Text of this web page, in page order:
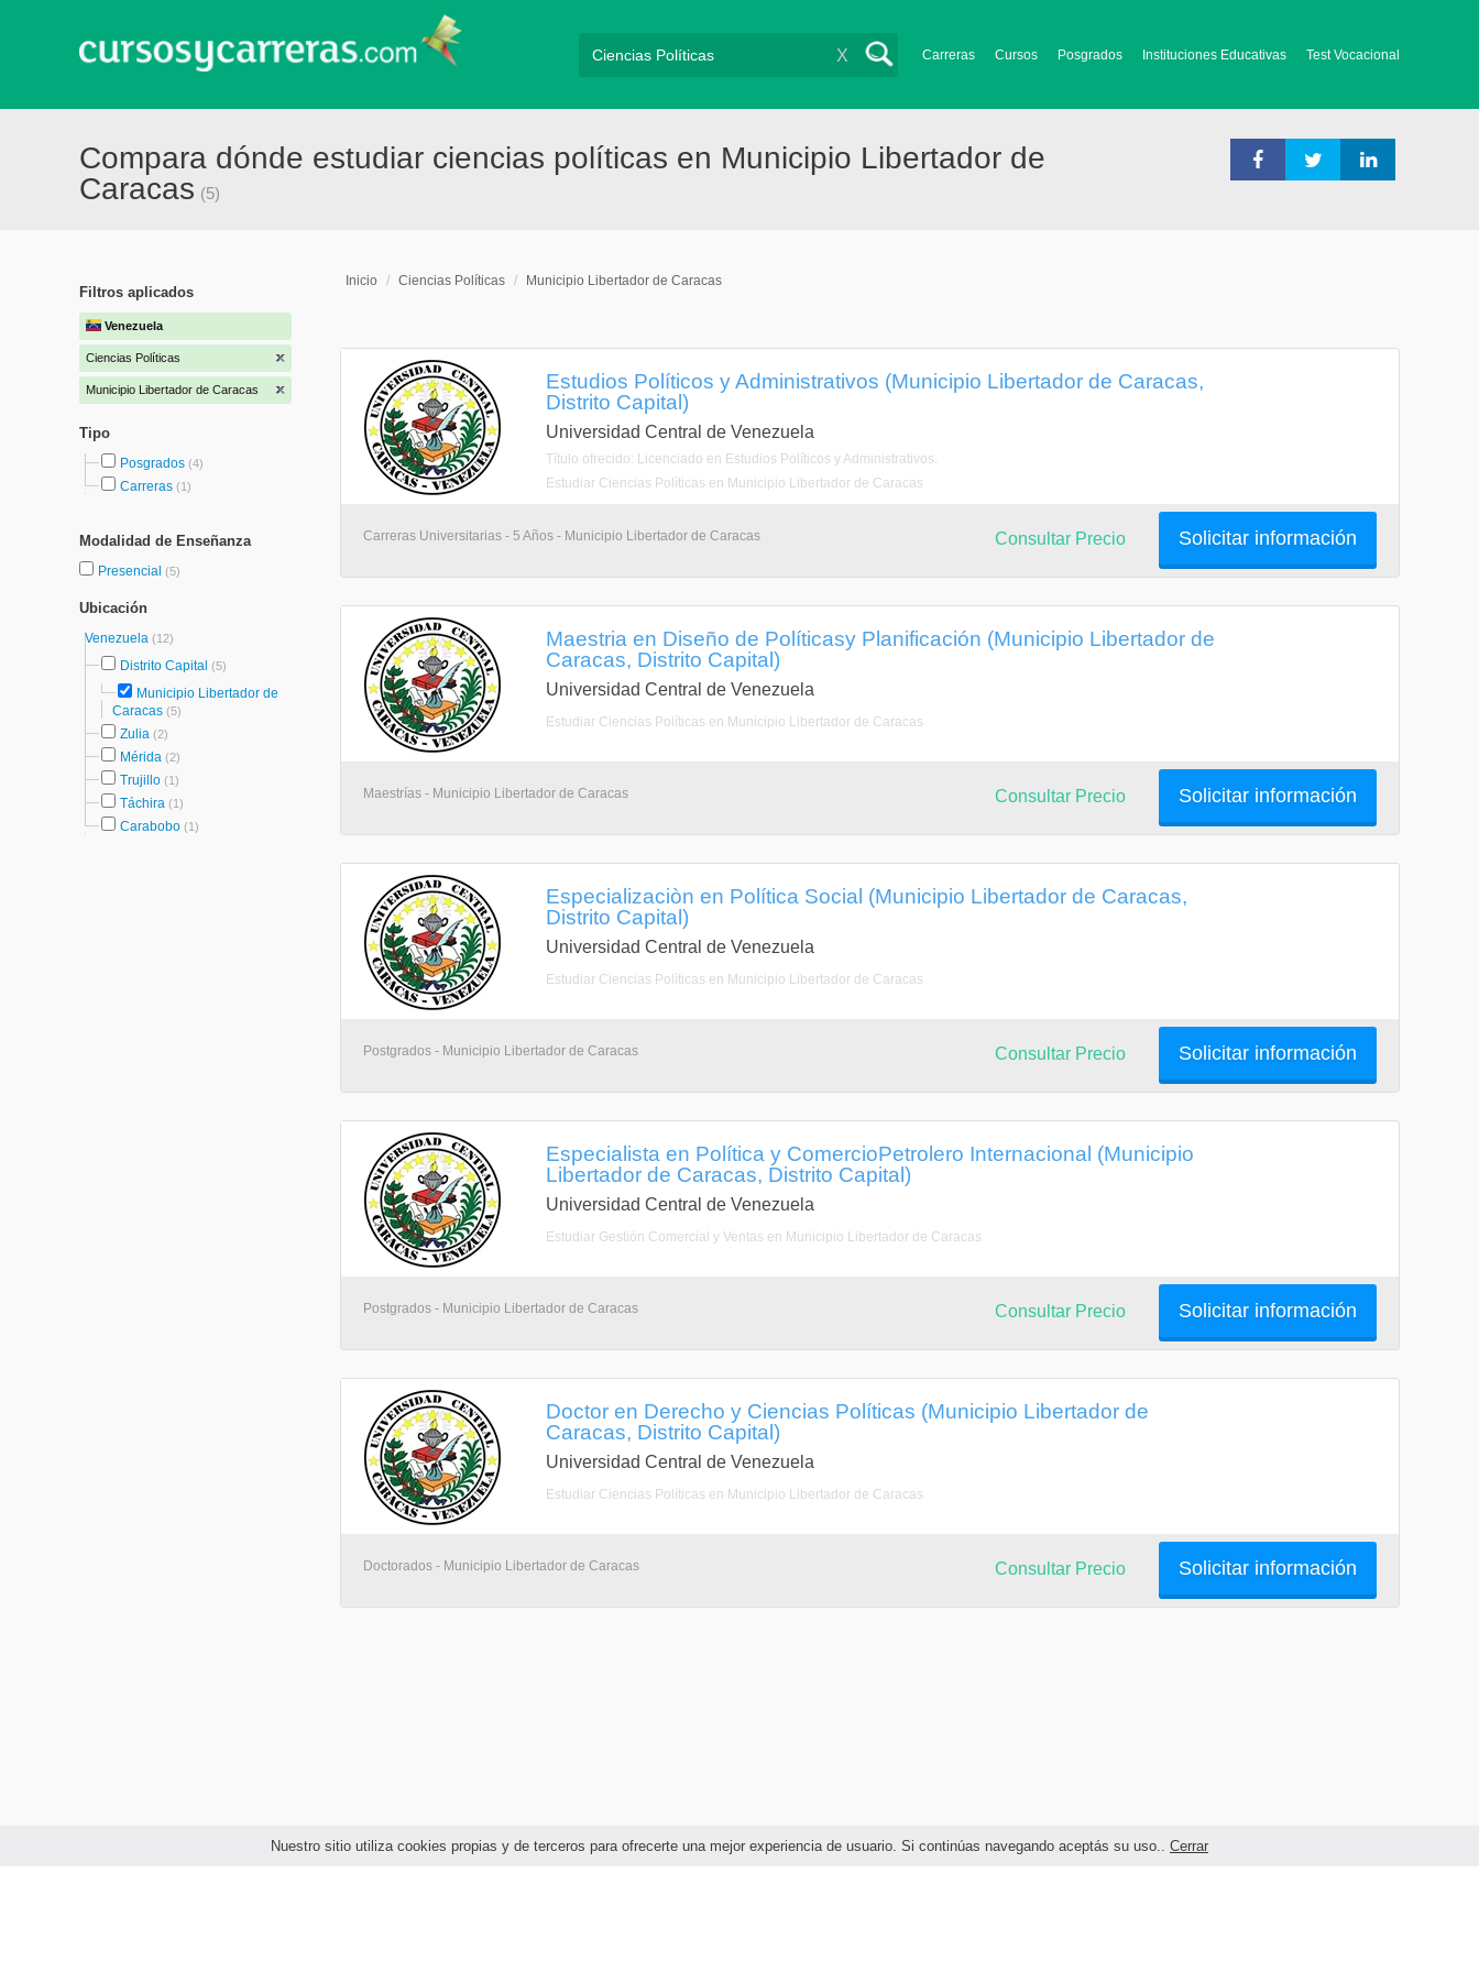
Nuestro sitio utiliza cookies propias y de terceros para ofrecerte una mejor experiencia de usuario. Si continúas navegando aceptás su uso.. Cerrar
Carreras Cursos Posgrados Instituciones Educativas Test Vocacional
X
Compara dónde estudiar ciencias políticas en Municipio Libertador de
Caracas (5)
Filtros aplicados
Venezuela
Ciencias Políticas
Municipio Libertador de Caracas
Tipo
Posgrados (4)
Carreras (1)
Modalidad de Enseñanza
Presencial (5)
Ubicación
Venezuela (12)
Distrito Capital (5)
Municipio Libertador de
Caracas (5)
Zulia (2)
Mérida (2)
Trujillo (1)
Táchira (1)
Carabobo (1)
Inicio / Ciencias Políticas / Municipio Libertador de Caracas
Estudios Políticos y Administrativos (Municipio Libertador de Caracas,
Distrito Capital)
Universidad Central de Venezuela
Título ofrecido: Licenciado en Estudios Políticos y Administrativos.
Estudiar Ciencias Políticas en Municipio Libertador de Caracas
Carreras Universitarias - 5 Años - Municipio Libertador de Caracas Solicitar información
Consultar Precio
Maestria en Diseño de Políticasy Planificación (Municipio Libertador de
Caracas, Distrito Capital)
Universidad Central de Venezuela
Estudiar Ciencias Políticas en Municipio Libertador de Caracas
Maestrías - Municipio Libertador de Caracas Solicitar información
Consultar Precio
Especializaciòn en Política Social (Municipio Libertador de Caracas,
Distrito Capital)
Universidad Central de Venezuela
Estudiar Ciencias Políticas en Municipio Libertador de Caracas
Postgrados - Municipio Libertador de Caracas Solicitar información
Consultar Precio
Especialista en Política y ComercioPetrolero Internacional (Municipio
Libertador de Caracas, Distrito Capital)
Universidad Central de Venezuela
Estudiar Gestión Comercial y Ventas en Municipio Libertador de Caracas
Postgrados - Municipio Libertador de Caracas Solicitar información
Consultar Precio
Doctor en Derecho y Ciencias Políticas (Municipio Libertador de
Caracas, Distrito Capital)
Universidad Central de Venezuela
Estudiar Ciencias Políticas en Municipio Libertador de Caracas
Doctorados - Municipio Libertador de Caracas Solicitar información
Consultar Precio